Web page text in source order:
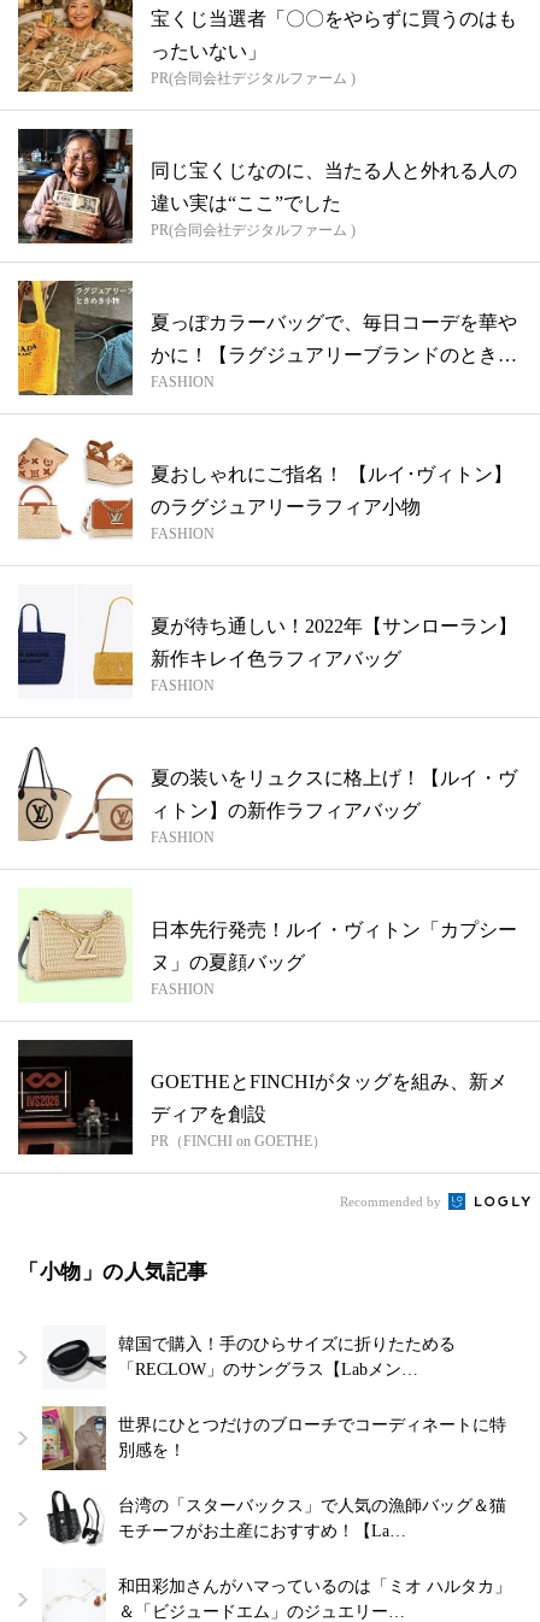
宝くじ当選者「〇〇をやらずに買うのはも
ったいない」
PR(合同会社デジタルファーム )
同じ宝くじなのに、当たる人と外れる人の
違い実は“ここ”でした
PR(合同会社デジタルファーム )
夏っぽカラーバッグで、毎日コーデを華や
かに！【ラグジュアリーブランドのときめ
き小...
FASHION
夏おしゃれにご指名！ 【ルイ･ヴィトン】
のラグジュアリーラフィア小物
FASHION
夏が待ち通しい！2022年【サンローラン】
新作キレイ色ラフィアバッグ
FASHION
夏の装いをリュクスに格上げ！【ルイ・ヴ
ィトン】の新作ラフィアバッグ
FASHION
日本先行発売！ルイ・ヴィトン「カプシー
ヌ」の夏顔バッグ
FASHION
GOETHEとFINCHIがタッグを組み、新メ
ディアを創設
PR（FINCHI on GOETHE）
Recommended by
「小物」の人気記事
韓国で購入！手のひらサイズに折りたためる
「RECLOW」のサングラス【Labメン…
世界にひとつだけのブローチでコーディネートに特
別感を！
台湾の「スターバックス」で人気の漁師バッグ＆猫
モチーフがお土産におすすめ！【La…
和田彩加さんがハマっているのは「ミオ ハルタカ」
＆「ビジュードエム」のジュエリー…